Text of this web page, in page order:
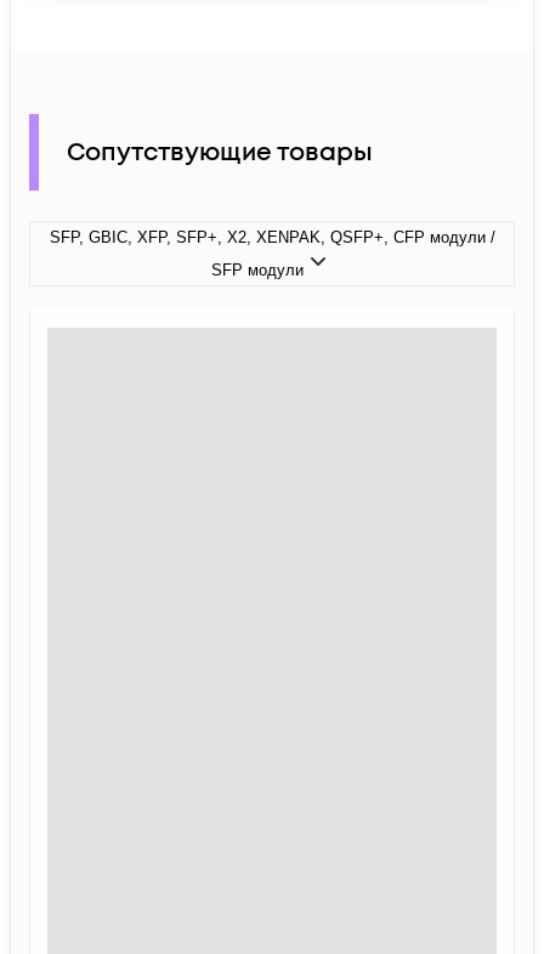
Сопутствующие товары
SFP, GBIC, XFP, SFP+, X2, XENPAK, QSFP+, CFP модули /
SFP модули